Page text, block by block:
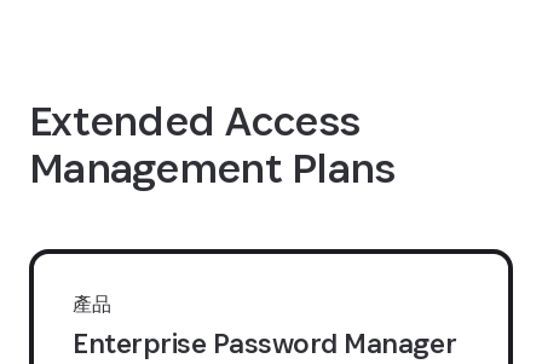
Extended Access
Management Plans
產品
Enterprise Password Manager